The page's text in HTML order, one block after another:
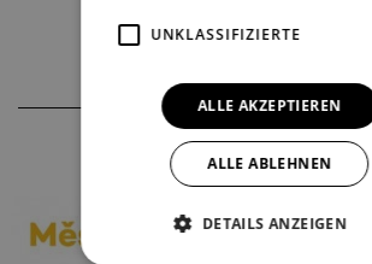
THEATERPARTNER
UNKLASSIFIZIERTE
ALLE AKZEPTIEREN
ALLE ABLEHNEN
DETAILS ANZEIGEN